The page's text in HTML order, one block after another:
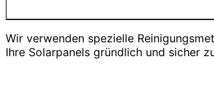
Wir verwenden spezielle
Ihre Solarpanels gründlich und sicher